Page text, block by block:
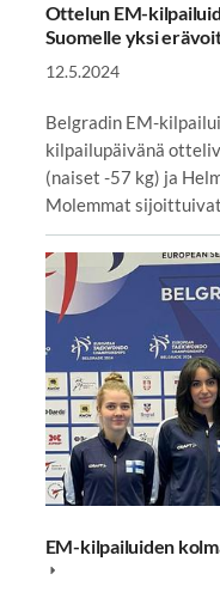
Ottelun EM-
Suomelle yksi
12.5.2024
Belgradin EM-
kilpailupäivänä
(naiset -57 kg) ja
Molemmat
EM-kilpailuiden